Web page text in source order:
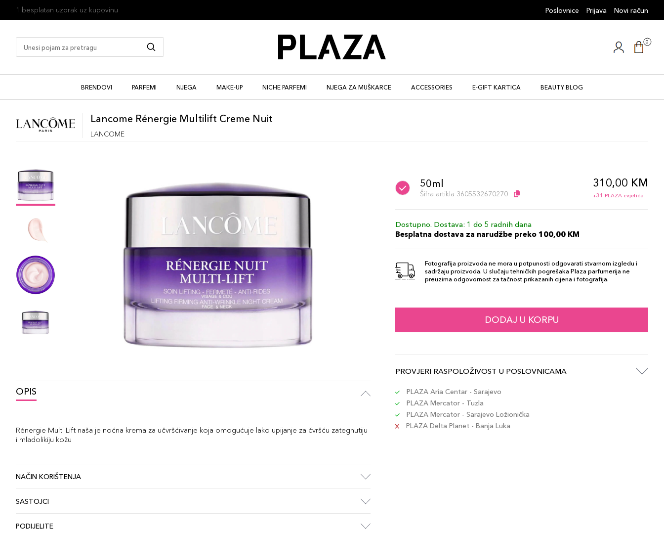
1 besplatan uzorak uz kupovinu Poslovnice Prijava Novi račun
0
BRENDOVI PARFEMI NJEGA MAKE-UP NICHE PARFEMI NJEGA ZA MUŠKARCE ACCESSORIES E-GIFT KARTICA BEAUTY BLOG
Lancome Rénergie Multilift Creme Nuit
LANCOME
OPIS
Rénergie Multi Lift naša je noćna krema za učvršćivanje koja omogućuje lako upijanje za čvršću zategnutiju
i mladolikiju kožu
NAČIN KORIŠTENJA
SASTOJCI
PODIJELITE
50ml
Šifra artikla 3605532670270
310,00 KM
+31 PLAZA cvjetića
Dostupno. Dostava: 1 do 5 radnih dana
Besplatna dostava za narudžbe preko 100,00 KM
Fotografija proizvoda ne mora u potpunosti odgovarati stvarnom izgledu i
sadržaju proizvoda. U slučaju tehničkih pogrešaka Plaza parfumerija ne
preuzima odgovornost za tačnost prikazanih cijena i fotografija.
DODAJ U KORPU
PROVJERI RASPOLOŽIVOST U POSLOVNICAMA
PLAZA Aria Centar - Sarajevo
PLAZA Mercator - Tuzla
PLAZA Mercator - Sarajevo Ložionička
PLAZA Delta Planet - Banja Luka